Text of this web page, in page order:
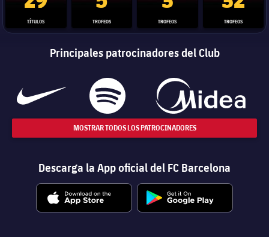
TÍTULOS TROFEOS TROFEOS TROFEOS
Principales patrocinadores del Club
MOSTRAR TODOS LOS PATROCINADORES
Descarga la App oficial del FC Barcelona